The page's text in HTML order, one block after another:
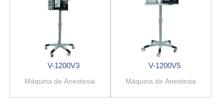
V-1200V3
Máquina de Anestesia
V-1200V5
Máquina de Anestesia